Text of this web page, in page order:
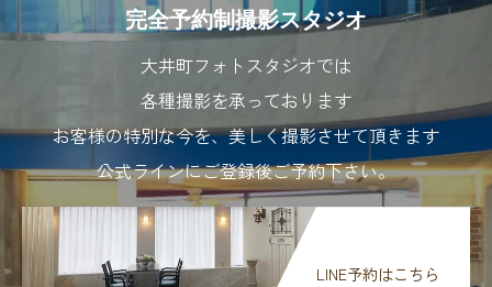
完全予約制撮影スタジオ
大井町フォトスタジオでは
各種撮影を承っております
お客様の特別な今を、美しく撮影させて頂きます
公式ラインにご登録後ご予約下さい。
LINE予約はこちら